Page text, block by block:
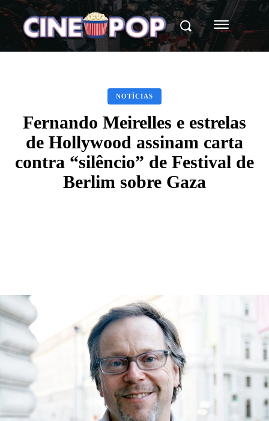
NOTÍCIAS
Fernando Meirelles e estrelas
de Hollywood assinam carta
contra “silêncio” de Festival de
Berlim sobre Gaza